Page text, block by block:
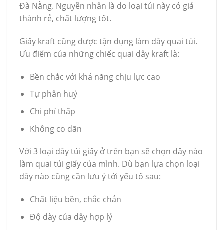
Đà Nẵng. Nguyễn nhân là do loại túi này có giá
thành rẻ, chất lượng tốt.
Giấy kraft cũng được tận dụng làm dây quai túi.
Ưu điểm của những chiếc quai dây kraft là:
Bền chắc với khả năng chịu lực cao
Tự phân huỷ
Chi phí thấp
Không co dãn
Với 3 loại dây túi giấy ở trên bạn sẽ chọn dây nào
làm quai túi giấy của mình. Dù bạn lựa chọn loại
dây nào cũng cần lưu ý tới yếu tố sau:
Chất liệu bền, chắc chắn
Độ dày của dây hợp lý